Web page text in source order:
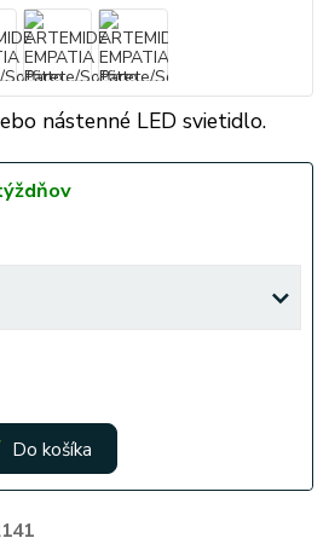
nástenné LED svietidlo.
Do košíka